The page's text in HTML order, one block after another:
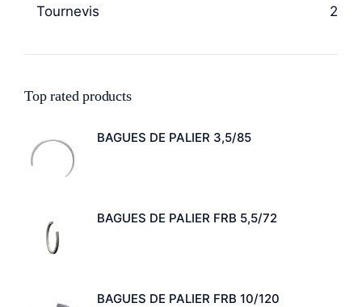
Tournevis 2
Top rated products
BAGUES DE PALIER 3,5/85
BAGUES DE PALIER FRB 5,5/72
BAGUES DE PALIER FRB 10/120